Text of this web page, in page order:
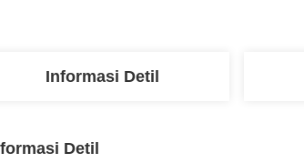
Informasi Detil
Detil